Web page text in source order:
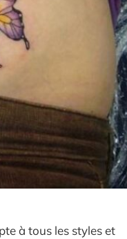
à tous les styles et